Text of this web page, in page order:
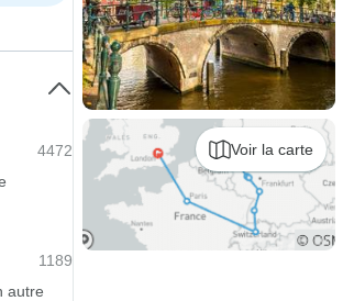
Voir la carte
4472
1189
autre